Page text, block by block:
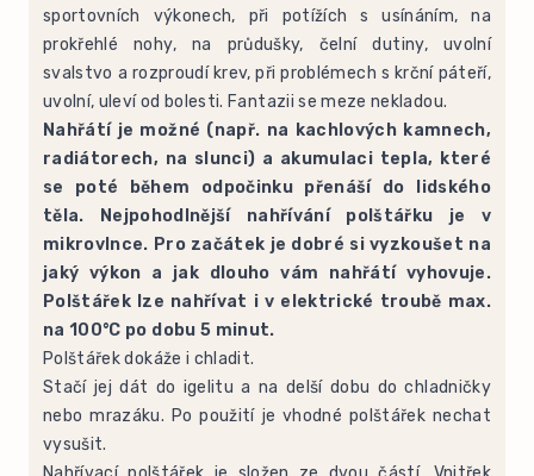
sportovních výkonech, při potížích s usínáním, na
prokřehlé nohy, na průdušky, čelní dutiny, uvolní
svalstvo a rozproudí krev, při problémech s krční páteří,
uvolní, uleví od bolesti. Fantazii se meze nekladou.
Nahřátí je možné (např. na kachlových kamnech,
radiátorech, na slunci) a akumulaci tepla, které
se poté během odpočinku přenáší do lidského
těla. Nejpohodlnější nahřívání polštářku je v
mikrovlnce. Pro začátek je dobré si vyzkoušet na
jaký výkon a jak dlouho vám nahřátí vyhovuje.
Polštářek lze nahřívat i v elektrické troubě max.
na 100°C po dobu 5 minut.
Polštářek dokáže i chladit.
Stačí jej dát do igelitu a na delší dobu do chladničky
nebo mrazáku. Po použití je vhodné polštářek nechat
vysušit.